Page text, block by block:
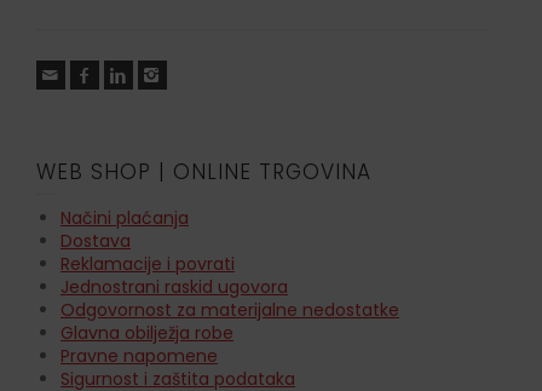
WEB SHOP | ONLINE TRGOVINA
Načini plaćanja
Dostava
Reklamacije i povrati
Jednostrani raskid ugovora
Odgovornost za materijalne nedostatke
Glavna obilježja robe
Pravne napomene
Sigurnost i zaštita podataka